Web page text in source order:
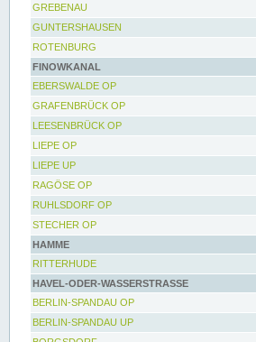
GREBENAU
GUNTERSHAUSEN
ROTENBURG
FINOWKANAL
EBERSWALDE OP
GRAFENBRÜCK OP
LEESENBRÜCK OP
LIEPE OP
LIEPE UP
RAGÖSE OP
RUHLSDORF OP
STECHER OP
HAMME
RITTERHUDE
HAVEL-ODER-WASSERSTRASSE
BERLIN-SPANDAU OP
BERLIN-SPANDAU UP